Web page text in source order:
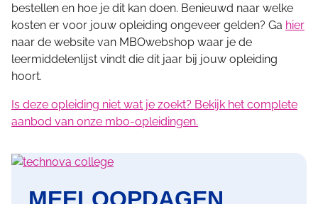
bestellen en hoe je dit kan doen. Benieuwd naar welke
kosten er voor jouw opleiding ongeveer gelden? Ga hier
naar de website van MBOwebshop waar je de
leermiddelenlijst vindt die dit jaar bij jouw opleiding
hoort.
Is deze opleiding niet wat je zoekt? Bekijk het complete
aanbod van onze mbo-opleidingen.
MEELOOPDAGEN